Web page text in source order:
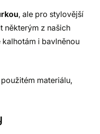
, ale pro stylovější
některým z našich
kalhotám i bavlněnou
materiálu,